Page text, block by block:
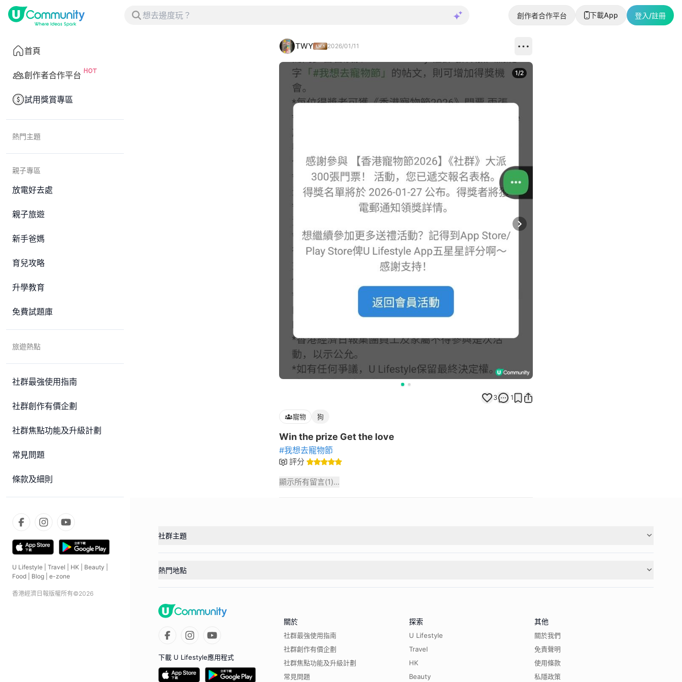
創作者合作平台 下載App 登入/註冊
首頁
創作者合作平台
試用獎賞專區
熱門主題
親子專區
放電好去處
親子旅遊
新手爸媽
育兒攻略
升學教育
免費試題庫
旅遊熱點
社群最強使用指南
社群創作有價企劃
社群焦點功能及升級計劃
常見問題
條款及細則
U Lifestyle Travel HK Beauty
Food
Blog e-zone
香港經濟日報版權所有©2026
TWY 2026/01/11
Next slide
1/2
3 1
寵物 狗
Win the prize Get the love
#我想去寵物節
評分
顯示所有留言(1)...
社群主題
熱門地點
下載 U Lifestyle應用程式
關於
社群最強使用指南
社群創作有價企劃
社群焦點功能及升級計劃
常見問題
探索
U Lifestyle
Travel
HK
Beauty
其他
關於我們
免責聲明
使用條款
私隱政策